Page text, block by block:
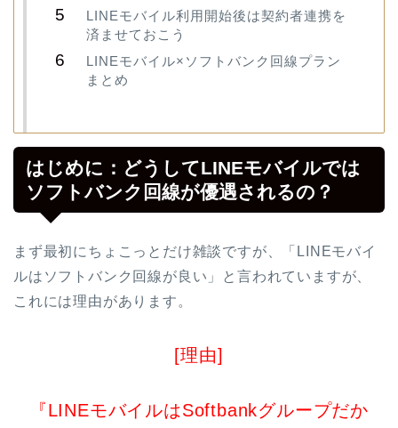
LINEモバイル利用開始後は契約者連携を
済ませておこう
LINEモバイル×ソフトバンク回線プラン
まとめ
はじめに：どうしてLINEモバイルでは
ソフトバンク回線が優遇されるの？
まず最初にちょこっとだけ雑談ですが、「LINEモバイ
ルはソフトバンク回線が良い」と言われていますが、
これには理由があります。
[理由]
『LINEモバイルはSoftbankグループだか